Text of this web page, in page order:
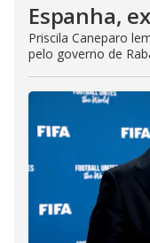
Espanha,
Priscila Caneparo
pelo governo de